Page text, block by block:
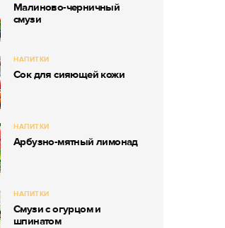
Малиново-черничный
смузи
НАПИТКИ
Сок для сияющей кожи
НАПИТКИ
Арбузно-мятный лимонад
НАПИТКИ
Смузи с огурцом и
шпинатом